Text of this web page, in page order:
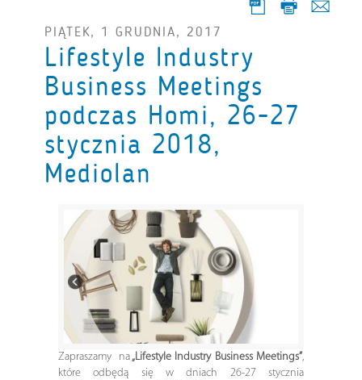
PIĄTEK, 1 GRUDNIA, 2017
Lifestyle Industry
Business Meetings
podczas Homi, 26-27
stycznia 2018,
Mediolan
Zapraszamy na„Lifestyle Industry Business Meetings”,
które odbędą się w dniach 26-27 stycznia